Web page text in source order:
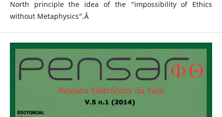
North principle the idea of the “impossibility of Ethics
without Metaphysics”.Â